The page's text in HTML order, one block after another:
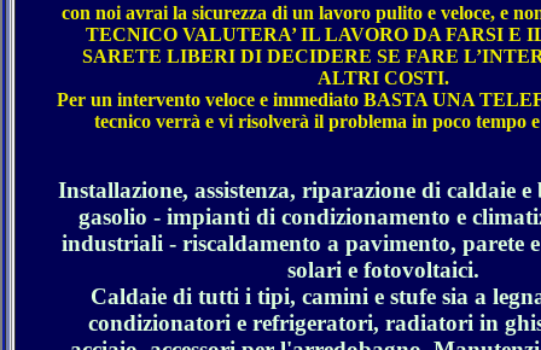
con noi avrai la sicurezza di un lavoro pulito e veloce, e
TECNICO VALUTERA’ IL LAVORO DA FARSI E
SARETE LIBERI DI DECIDERE SE FARE
ALTRI COSTI.
Per un intervento veloce e immediato BASTA UNA
tecnico verrà e vi risolverà il problema in poco tempo
Installazione, assistenza, riparazione di caldaie
gasolio - impianti di condizionamento e
industriali - riscaldamento a pavimento, parete
solari e fotovoltaici.
Caldaie di tutti i tipi, camini e stufe sia a
condizionatori e refrigeratori, radiatori in